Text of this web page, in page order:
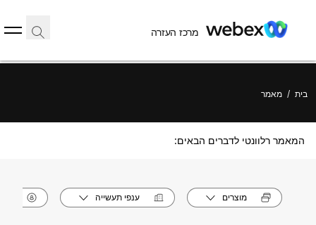
מרכז העזרה
בית / מאמר
המאמר רלוונטי לדברים הבאים:
מוצרים ענפי תעשייה